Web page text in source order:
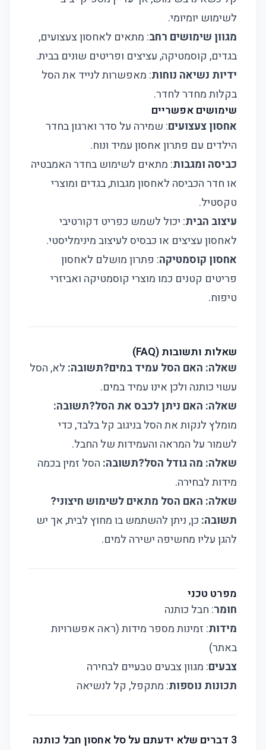
לשימוש יומיומי.
מגוון שימושים רחב: מתאים לאחסון צעצועים,
בגדים, קוסמטיקה, עציצים ופריטים שונים בבית.
ידיות נשיאה נוחות: מאפשרות לנייד את הסל
בקלות מחדר לחדר.
שימושים אפשריים
אחסון צעצועים: שמירה על סדר וארגון בחדר
הילדים עם פתרון אחסון עמיד ונוח.
כביסה ומגבות: מתאים לשימוש בחדר האמבטיה
או חדר הכביסה לאחסון מגבות, בגדים ומוצרי
טקסטיל.
עיצוב הבית: יכול לשמש כפריט דקורטיבי
לאחסון עציצים או כבסיס לעיצוב מינימליסטי.
אחסון קוסמטיקה: פתרון מושלם לאחסון
פריטים קטנים כמו מוצרי קוסמטיקה ואביזרי
טיפוח.
שאלות ותשובות (FAQ)
שאלה: האם הסל עמיד במים?תשובה: לא, הסל
עשוי כותנה ולכן אינו עמיד במים.
שאלה: האם ניתן לכבס את הסל?תשובה:
מומלץ לנקות את הסל בניגוב קל בלבד, כדי
לשמור על המראה והעמידות של החבל.
שאלה: מה גודל הסל?תשובה: הסל זמין בכמה
מידות לבחירה.
שאלה: האם הסל מתאים לשימוש חיצוני?
תשובה: כן, ניתן להשתמש בו מחוץ לבית, אך יש
להגן עליו מחשיפה ישירה למים.
מפרט טכני
חומר: חבל כותנה
מידות: זמינות מספר מידות (ראה אפשרויות
באתר)
צבעים: מגוון צבעים טבעיים לבחירה
תכונות נוספות: מתקפל, קל לנשיאה
3 דברים שלא ידעתם על סל אחסון חבל כותנה